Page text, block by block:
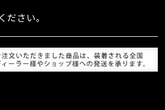
さい。